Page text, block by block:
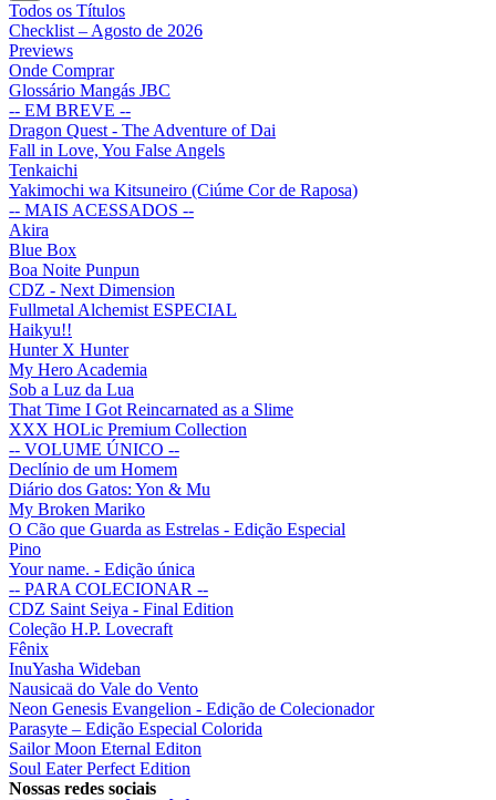
Todos os Títulos
Checklist – Agosto de 2026
Previews
Onde Comprar
Glossário Mangás JBC
-- EM BREVE --
Dragon Quest - The Adventure of Dai
Fall in Love, You False Angels
Tenkaichi
Yakimochi wa Kitsuneiro (Ciúme Cor de Raposa)
-- MAIS ACESSADOS --
Akira
Blue Box
Boa Noite Punpun
CDZ - Next Dimension
Fullmetal Alchemist ESPECIAL
Haikyu!!
Hunter X Hunter
My Hero Academia
Sob a Luz da Lua
That Time I Got Reincarnated as a Slime
XXX HOLic Premium Collection
-- VOLUME ÚNICO --
Declínio de um Homem
Diário dos Gatos: Yon & Mu
My Broken Mariko
O Cão que Guarda as Estrelas - Edição Especial
Pino
Your name. - Edição única
-- PARA COLECIONAR --
CDZ Saint Seiya - Final Edition
Coleção H.P. Lovecraft
Fênix
InuYasha Wideban
Nausicaä do Vale do Vento
Neon Genesis Evangelion - Edição de Colecionador
Parasyte – Edição Especial Colorida
Sailor Moon Eternal Editon
Soul Eater Perfect Edition
Nossas redes sociais